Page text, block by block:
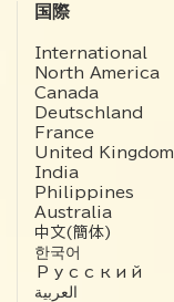
国際
International
North America
Canada
Deutschland
France
United Kingdom
India
Philippines
Australia
中文(簡体)
한국어
Русский
العربية‏